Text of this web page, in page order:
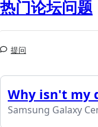
热门论坛问题
提问
Why isn't my
Samsung Galaxy